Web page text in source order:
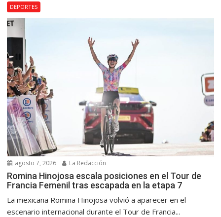
DEPORTES
agosto 7, 2026 La Redacción
Romina Hinojosa escala posiciones en el Tour de
Francia Femenil tras escapada en la etapa 7
La mexicana Romina Hinojosa volvió a aparecer en el
escenario internacional durante el Tour de Francia...